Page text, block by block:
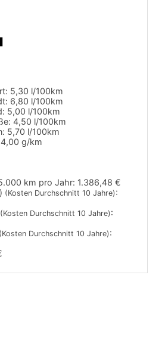
5,30 l/100km
6,80 l/100km
5,00 l/100km
4,50 l/100km
5,70 l/100km
g/km
km pro Jahr: 1.386,48 €
(Kosten Durchschnitt 10 Jahre):
(Kosten Durchschnitt 10 Jahre):
(Kosten Durchschnitt 10 Jahre):